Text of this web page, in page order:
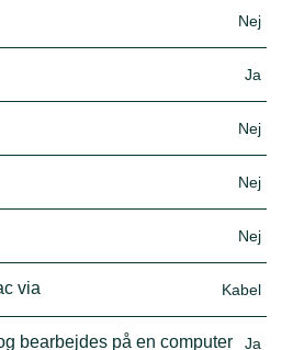
Nej
Ja
Nej
Nej
Nej
via Kabel
bearbejdes på en computer Ja